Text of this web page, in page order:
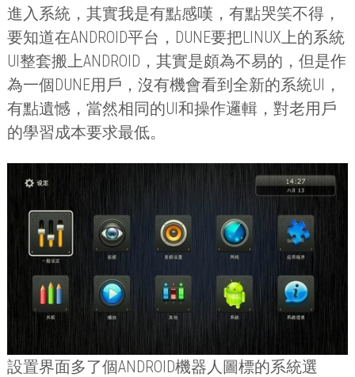
進入系統，其實我是有點感嘆，有點哭笑不得，
要知道在ANDROID平台， DUNE要把LINUX上的系統
UI整套搬上ANDROID ，其實是頗為不易的，但是作
為一個DUNE用戶，沒有機會看到全新的系統UI ，
有點遺憾，當然相同的UI和操作邏輯，對老用戶
的學習成本要求最低。
設置界面多了個ANDROID機器人圖標的系統選